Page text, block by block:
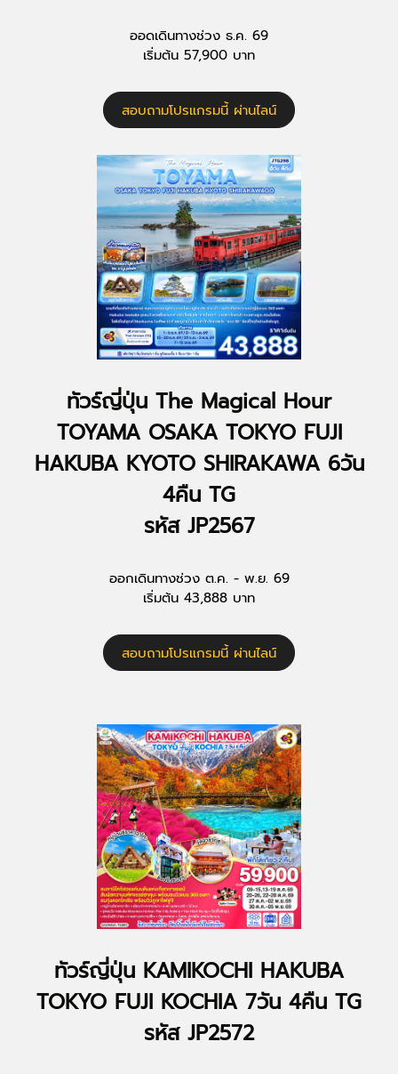
ออดเดินทางช่วง ธ.ค. 69
เริ่มต้น 57,900 บาท
สอบถามโปรแกรมนี้ ผ่านไลน์
ทัวร์ญี่ปุ่น The Magical Hour
TOYAMA OSAKA TOKYO FUJI
HAKUBA KYOTO SHIRAKAWA 6วัน
4คืน TG
รหัส JP2567
ออกเดินทางช่วง ต.ค. - พ.ย. 69
เริ่มต้น 43,888 บาท
สอบถามโปรแกรมนี้ ผ่านไลน์
ทัวร์ญี่ปุ่น KAMIKOCHI HAKUBA
TOKYO FUJI KOCHIA 7วัน 4คืน TG
รหัส JP2572